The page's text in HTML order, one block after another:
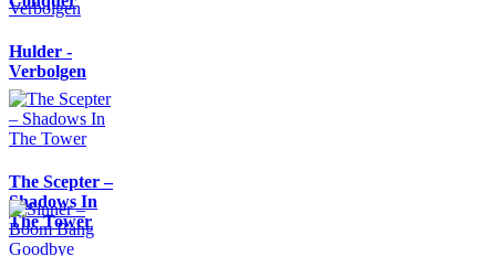
Hulder -
Verbolgen
The Scepter –
Shadows In
The Tower